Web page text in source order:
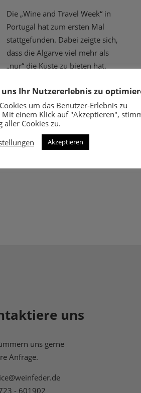
Die „Wine and Travel Week“ in
Portugal hat zum ersten Mal
stattgefunden. Dabei zeigte sich,
dass die Algarve viel mehr als
„nur“ die Küste zu bieten hat.
Jahrestreffpunkt der Bereiche
Wein, Genuss und ...
1. August 2023
uns
uns gerne
Anfrage.
- 601902
uns Ihr Nutzererlebnis zu
um das Benutzer-Erlebnis zu
einem Klick auf "Akzeptieren",
aller Cookies zu.
Akzeptieren